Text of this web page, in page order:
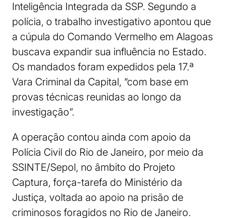
Inteligência Integrada da SSP. Segundo a
polícia, o trabalho investigativo apontou que
a cúpula do Comando Vermelho em Alagoas
buscava expandir sua influência no Estado.
Os mandados foram expedidos pela 17.ª
Vara Criminal da Capital, “com base em
provas técnicas reunidas ao longo da
investigação”.
A operação contou ainda com apoio da
Polícia Civil do Rio de Janeiro, por meio da
SSINTE/Sepol, no âmbito do Projeto
Captura, força-tarefa do Ministério da
Justiça, voltada ao apoio na prisão de
criminosos foragidos no Rio de Janeiro.